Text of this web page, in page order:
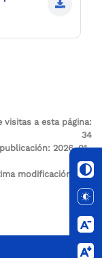
visitas a esta página:
34
2026-01-
05
modificación: N/A